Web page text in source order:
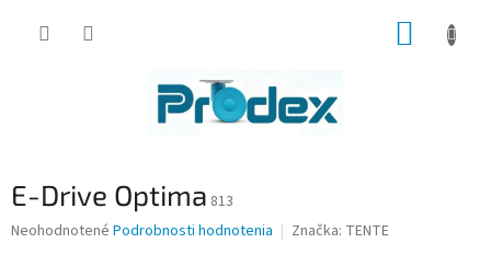
E-Drive Optima 813
Priemerné
Neohodnotené Podrobnosti hodnotenia Značka: TENTE